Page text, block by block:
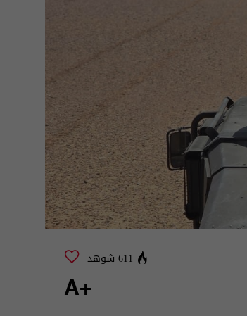
611 شوهد
+A